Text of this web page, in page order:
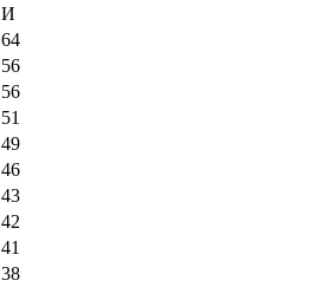
И
64
56
56
51
49
46
43
42
41
38